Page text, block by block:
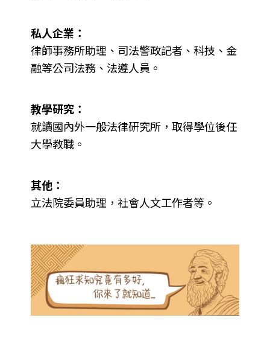
私人企業：
律師事務所助理、司法警政記者、科技、金
融等公司法務、法遵人員。
教學研究：
就讀國內外一般法律研究所，取得學位後任
大學教職。
其他：
立法院委員助理，社會人文工作者等。